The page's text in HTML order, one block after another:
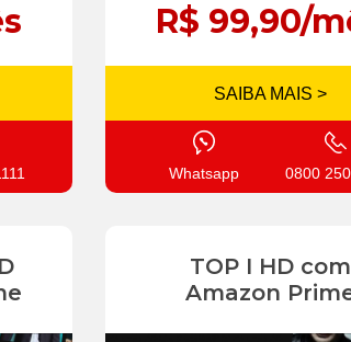
R$ 99,90/
SAIBA MAIS >
Whatsapp 0800
TOP I HD com
Amazon